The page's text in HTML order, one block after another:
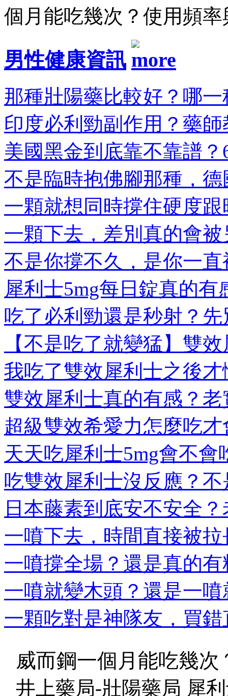
個月能吃幾次？使用頻
男性健康資訊
那種壯陽藥比較好？哪
印度必利勁副作用？藥
美國黑金到底靠不靠譜？
不是臨時抱佛腳那種，
一顆就想同時撐住硬度
一顆下去，差別真的會
不是你撐不久，是你一
犀利士5mg每日錠真的有
吃了必利勁還是秒射？
【不是吃了就變猛】雙
我吃了雙效犀利士之後
雙效犀利士真的有感？
超級雙效希愛力怎麼吃
天天吃犀利士5mg會不會
吃雙效犀利士沒反應？
日本藤素到底安不安全
一噴下去，時間直接被
一噴撐全場？還是真的
一噴就變木頭？還是一
一顆吃對是神隊友，買
威而鋼一個月能吃幾
井上藥局-壯陽藥局 犀